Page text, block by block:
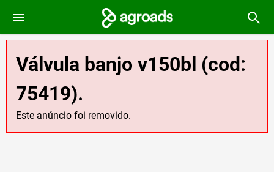
Válvula banjo v150bl (cod:
75419).
Este anúncio foi removido.